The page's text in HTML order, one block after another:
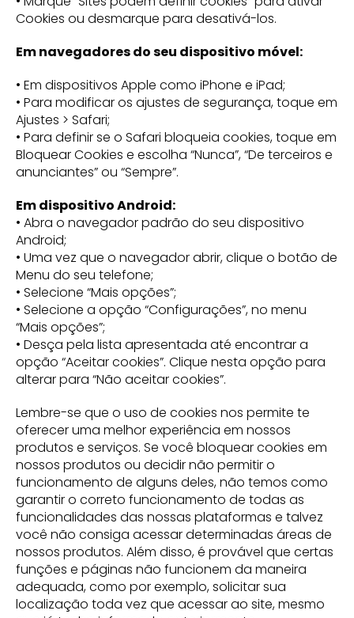
Cookies ou desmarque para desativá-los.
Em navegadores do seu dispositivo móvel:
• Em dispositivos Apple como iPhone e iPad;
• Para modificar os ajustes de segurança, toque em
Ajustes > Safari;
• Para definir se o Safari bloqueia cookies, toque em
Bloquear Cookies e escolha “Nunca”, “De terceiros e
anunciantes” ou “Sempre”.
Em dispositivo Android:
• Abra o navegador padrão do seu dispositivo
Android;
• Uma vez que o navegador abrir, clique o botão de
Menu do seu telefone;
• Selecione “Mais opções”;
• Selecione a opção “Configurações”, no menu
“Mais opções”;
• Desça pela lista apresentada até encontrar a
opção “Aceitar cookies”. Clique nesta opção para
alterar para “Não aceitar cookies”.
Lembre-se que o uso de cookies nos permite te
oferecer uma melhor experiência em nossos
produtos e serviços. Se você bloquear cookies em
nossos produtos ou decidir não permitir o
funcionamento de alguns deles, não temos como
garantir o correto funcionamento de todas as
funcionalidades das nossas plataformas e talvez
você não consiga acessar determinadas áreas de
nossos produtos. Além disso, é provável que certas
funções e páginas não funcionem da maneira
adequada, como por exemplo, solicitar sua
localização toda vez que acessar ao site, mesmo